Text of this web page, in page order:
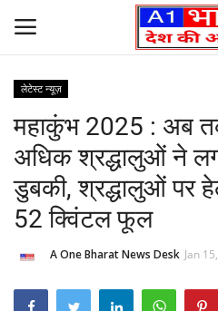
Home
Founder’s Note
Contact Us
लेटेस्ट न्यूज़
लेटेस्ट न्यूज़
महाकुंभ 2025 : अब
अधिक श्रद्धालुओं ने
डुबकी, श्रद्धालुओं पर
52 क्विंटल फूल
A One Bharat News Desk Jan